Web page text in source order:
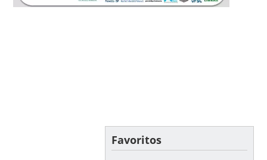
Favoritos